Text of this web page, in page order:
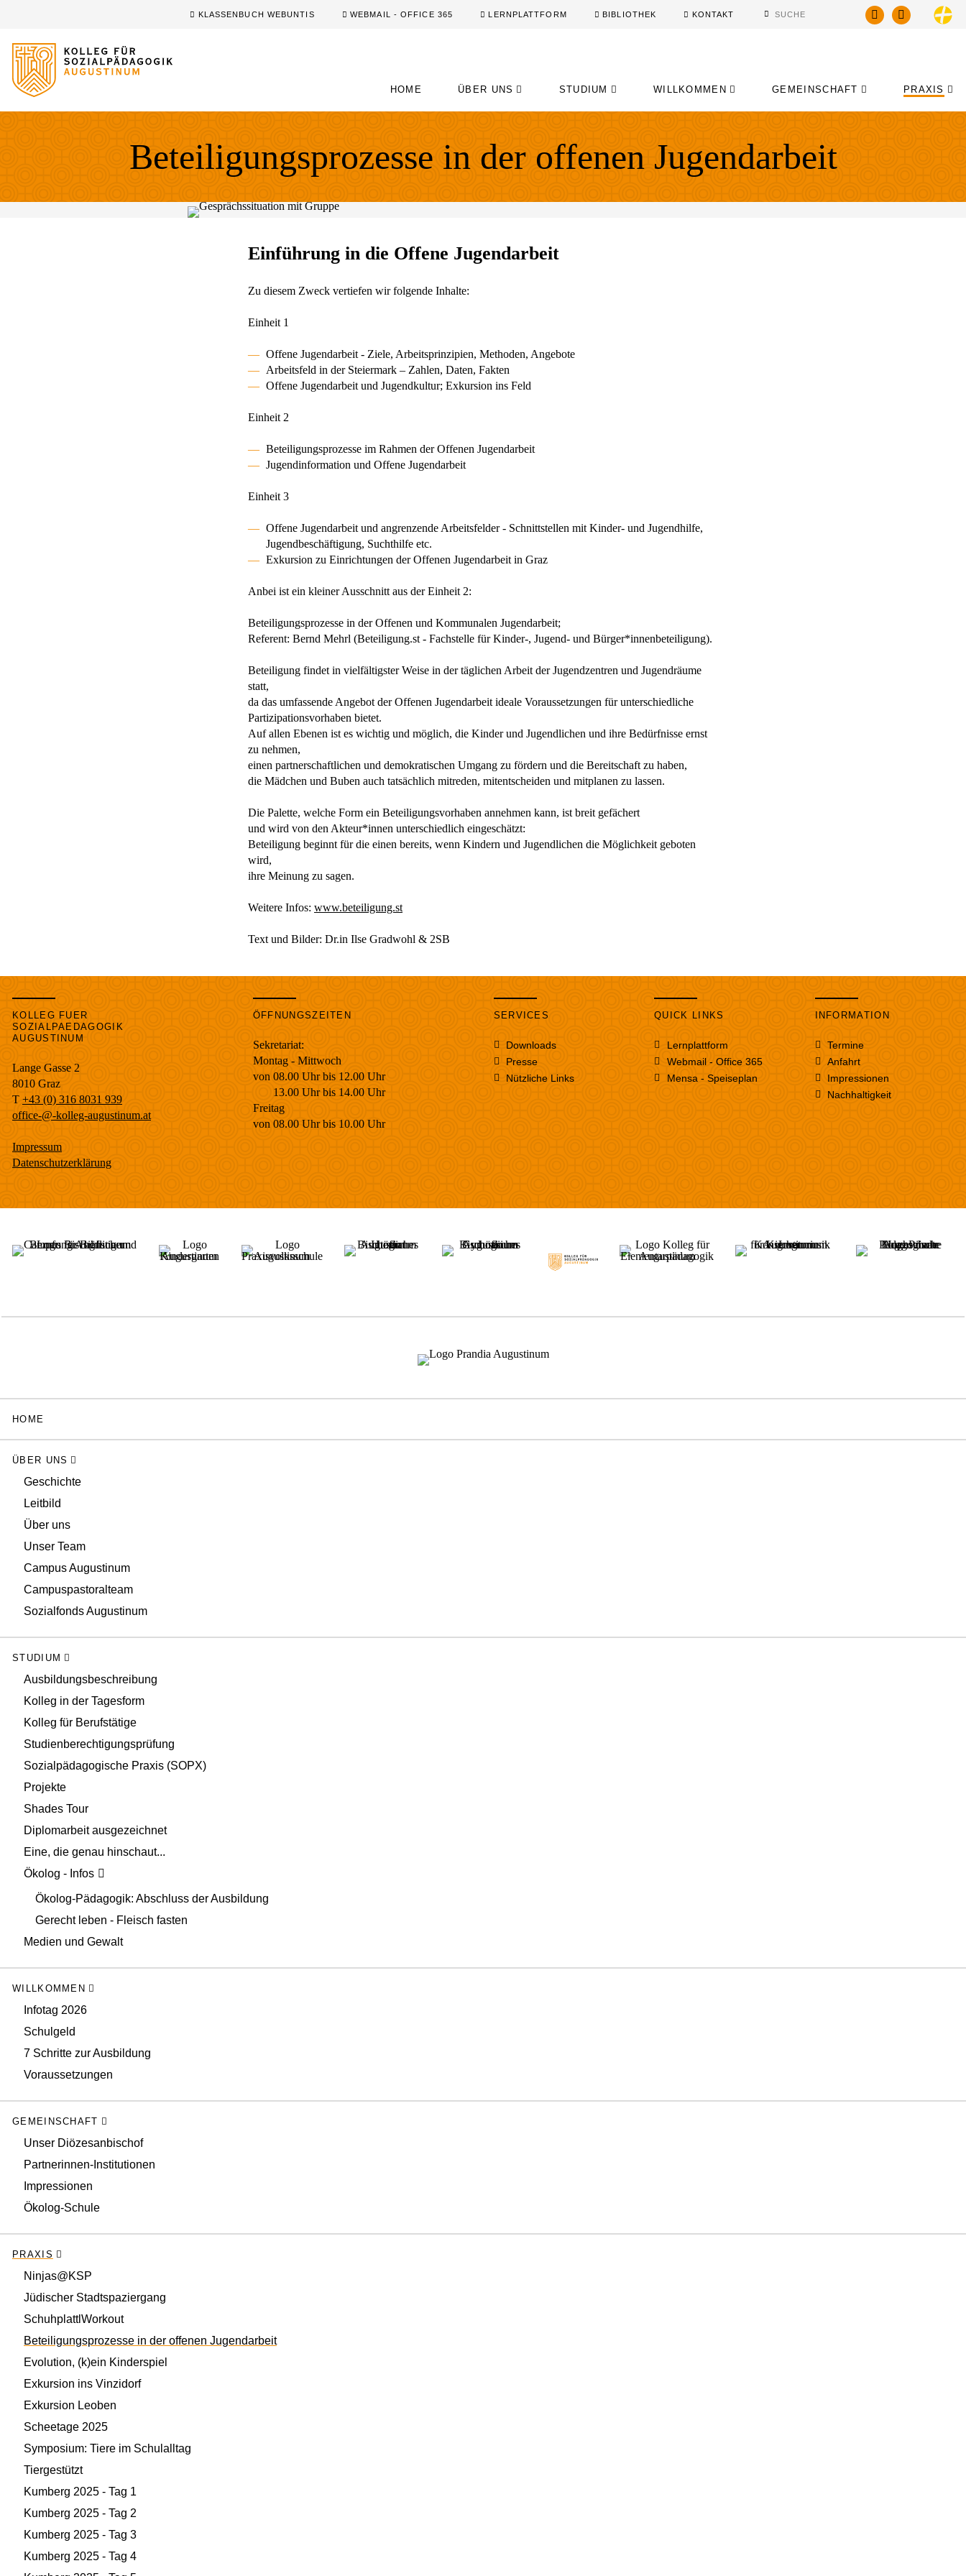
KLASSENBUCH WEBUNTIS WEBMAIL - OFFICE 365 LERNPLATTFORM BIBLIOTHEK KONTAKT
HOME ÜBER UNS STUDIUM WILLKOMMEN GEMEINSCHAFT PRAXIS
Beteiligungsprozesse in der offenen Jugendarbeit
Einführung in die Offene Jugendarbeit
Zu diesem Zweck vertiefen wir folgende Inhalte:
Einheit 1
Offene Jugendarbeit - Ziele, Arbeitsprinzipien, Methoden, Angebote
Arbeitsfeld in der Steiermark – Zahlen, Daten, Fakten
Offene Jugendarbeit und Jugendkultur; Exkursion ins Feld
Einheit 2
Beteiligungsprozesse im Rahmen der Offenen Jugendarbeit
Jugendinformation und Offene Jugendarbeit
Einheit 3
Offene Jugendarbeit und angrenzende Arbeitsfelder - Schnittstellen mit Kinder- und Jugendhilfe,
Jugendbeschäftigung, Suchthilfe etc.
Exkursion zu Einrichtungen der Offenen Jugendarbeit in Graz
Anbei ist ein kleiner Ausschnitt aus der Einheit 2:
Beteiligungsprozesse in der Offenen und Kommunalen Jugendarbeit;
Referent: Bernd Mehrl (Beteiligung.st - Fachstelle für Kinder-, Jugend- und Bürger*innenbeteiligung).
Beteiligung findet in vielfältigster Weise in der täglichen Arbeit der Jugendzentren und Jugendräume
statt,
da das umfassende Angebot der Offenen Jugendarbeit ideale Voraussetzungen für unterschiedliche
Partizipationsvorhaben bietet.
Auf allen Ebenen ist es wichtig und möglich, die Kinder und Jugendlichen und ihre Bedürfnisse ernst
zu nehmen,
einen partnerschaftlichen und demokratischen Umgang zu fördern und die Bereitschaft zu haben,
die Mädchen und Buben auch tatsächlich mitreden, mitentscheiden und mitplanen zu lassen.
Die Palette, welche Form ein Beteiligungsvorhaben annehmen kann, ist breit gefächert
und wird von den Akteur*innen unterschiedlich eingeschätzt:
Beteiligung beginnt für die einen bereits, wenn Kindern und Jugendlichen die Möglichkeit geboten
wird,
ihre Meinung zu sagen.
Weitere Infos: www.beteiligung.st
Text und Bilder: Dr.in Ilse Gradwohl & 2SB
KOLLEG FUER
SOZIALPAEDAGOGIK
AUGUSTINUM
Lange Gasse 2
8010 Graz
T +43 (0) 316 8031 939
office-@-kolleg-augustinum.at
Impressum
Datenschutzerklärung
ÖFFNUNGSZEITEN
Sekretariat:
Montag - Mittwoch
von 08.00 Uhr bis 12.00 Uhr
13.00 Uhr bis 14.00 Uhr
Freitag
von 08.00 Uhr bis 10.00 Uhr
SERVICES
Downloads
Presse
Nützliche Links
QUICK LINKS
Lernplattform
Webmail - Office 365
Mensa - Speiseplan
INFORMATION
Termine
Anfahrt
Impressionen
Nachhaltigkeit
HOME
ÜBER UNS
Geschichte
Leitbild
Über uns
Unser Team
Campus Augustinum
Campuspastoralteam
Sozialfonds Augustinum
STUDIUM
Ausbildungsbeschreibung
Kolleg in der Tagesform
Kolleg für Berufstätige
Studienberechtigungsprüfung
Sozialpädagogische Praxis (SOPX)
Projekte
Shades Tour
Diplomarbeit ausgezeichnet
Eine, die genau hinschaut...
Ökolog - Infos
Ökolog-Pädagogik: Abschluss der Ausbildung
Gerecht leben - Fleisch fasten
Medien und Gewalt
WILLKOMMEN
Infotag 2026
Schulgeld
7 Schritte zur Ausbildung
Voraussetzungen
GEMEINSCHAFT
Unser Diözesanbischof
Partnerinnen-Institutionen
Impressionen
Ökolog-Schule
PRAXIS
Ninjas@KSP
Jüdischer Stadtspaziergang
SchuhplattlWorkout
Beteiligungsprozesse in der offenen Jugendarbeit
Evolution, (k)ein Kinderspiel
Exkursion ins Vinzidorf
Exkursion Leoben
Scheetage 2025
Symposium: Tiere im Schulalltag
Tiergestützt
Kumberg 2025 - Tag 1
Kumberg 2025 - Tag 2
Kumberg 2025 - Tag 3
Kumberg 2025 - Tag 4